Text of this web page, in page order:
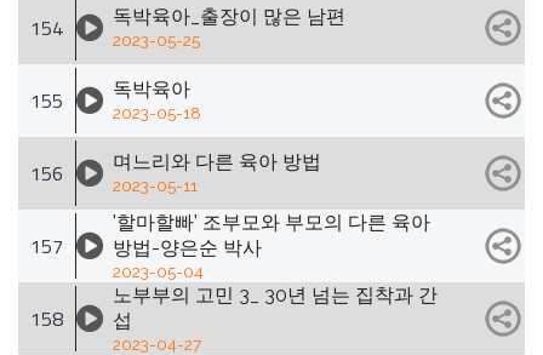
154 독박육아_출장이 많은 남편
2023-05-25
155 독박육아
2023-05-18
156 며느리와 다른 육아 방법
2023-05-11
157
'할마할빠' 조부모와 부모의 다른 육아
방법-양은순 박사
2023-05-04
158
노부부의 고민 3_ 30년 넘는 집착과 간
섭
2023-04-27